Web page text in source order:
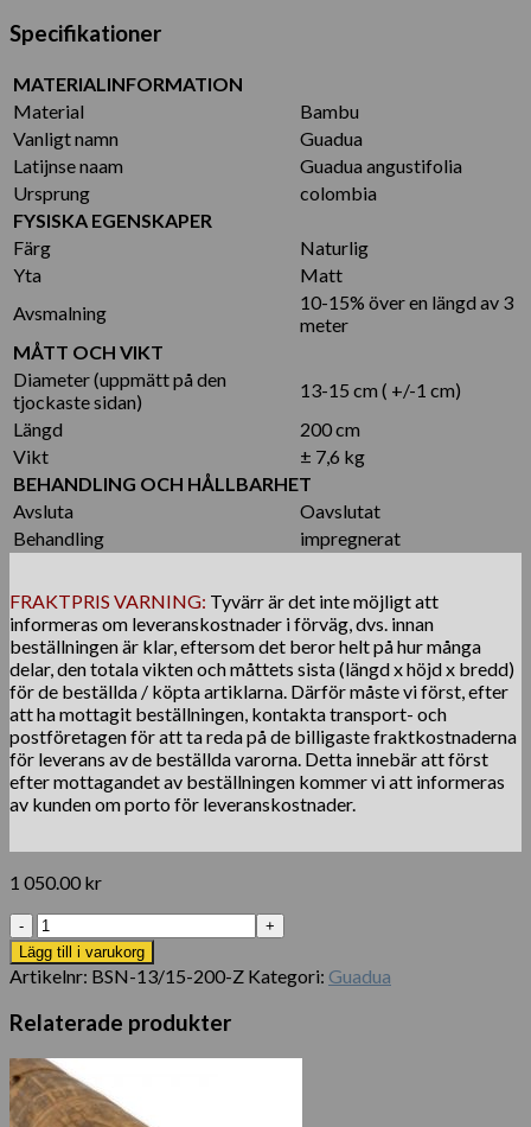
Specifikationer
MATERIALINFORMATION
Material
Bambu
Vanligt namn
Guadua
Latijnse naam
Guadua angustifolia
Ursprung
colombia
FYSISKA EGENSKAPER
Färg
Naturlig
Yta
Matt
Avsmalning
10-15% över en längd av 3
meter
MÅTT OCH VIKT
Diameter (uppmätt på den
tjockaste sidan)
13-15 cm ( +/-1 cm)
Längd
200 cm
Vikt
± 7,6 kg
BEHANDLING OCH HÅLLBARHET
Avsluta
Oavslutat
Behandling
impregnerat
FRAKTPRIS VARNING: Tyvärr är det inte möjligt att
informeras om leveranskostnader i förväg, dvs. innan
beställningen är klar, eftersom det beror helt på hur många
delar, den totala vikten och måttets sista (längd x höjd x bredd)
för de beställda / köpta artiklarna. Därför måste vi först, efter
att ha mottagit beställningen, kontakta transport- och
postföretagen för att ta reda på de billigaste fraktkostnaderna
för leverans av de beställda varorna. Detta innebär att först
efter mottagandet av beställningen kommer vi att informeras
av kunden om porto för leveranskostnader.
1 050.00 kr
Bambusstång
Guadua
Ø
13-
15
x
200
cm
mängd
Lägg till i varukorg
Artikelnr: BSN-13/15-200-Z Kategori: Guadua
Relaterade produkter